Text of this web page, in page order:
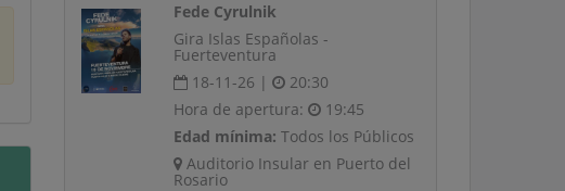
Fede Cyrulnik
Gira Islas Españolas -
Fuerteventura
18-11-26 |
20:30
Hora de apertura:
19:45
Edad mínima: Todos los Públicos
Auditorio Insular en Puerto del
Rosario